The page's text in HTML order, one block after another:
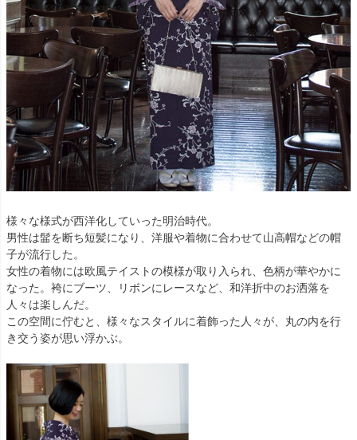
様々な様式が西洋化していった明治時代。
男性は髷を断ち短髪になり、洋服や着物に合わせて山高帽などの帽
子が流行した。
女性の着物には欧風テイストの模様が取り入られ、色柄が華やかに
なった。袴にブーツ、リボンにレースなど、和洋折中のお洒落を
人々は楽しんだ。
この空間に佇むと、様々なスタイルに着飾った人々が、丸の内を行
き交う姿が思い浮かぶ。